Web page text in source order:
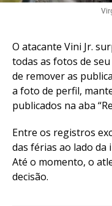
O atacante Vini Jr.
todas as fotos de
de remover as
a foto de perfil,
publicados na aba
Entre os registros
das férias ao lado da
Até o momento, o
decisão.